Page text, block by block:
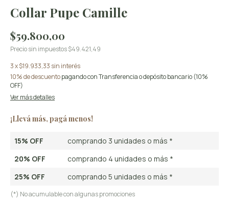
Collar Pupe Camille
$59.800,00
Precio sin impuestos$49.421,49
3x$19.933,33 sin interés
10% de descuentopagando con Transferencia o depósito bancario (10%
OFF)
Ver más detalles
¡Llevá más, pagá menos!
15% OFF
comprando 3 unidades o más *
20% OFF
comprando 4 unidades o más *
25% OFF
comprando 5 unidades o más *
(*) No acumulable con algunas promociones